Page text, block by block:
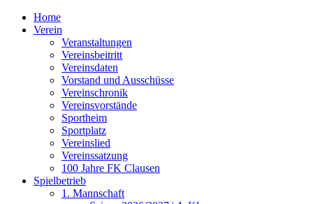
Home
Verein
Veranstaltungen
Vereinsbeitritt
Vereinsdaten
Vorstand und Ausschüsse
Vereinschronik
Vereinsvorstände
Sportheim
Sportplatz
Vereinslied
Vereinssatzung
100 Jahre FK Clausen
Spielbetrieb
1. Mannschaft